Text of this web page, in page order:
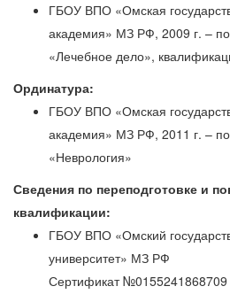
ГБОУ ВПО «Омская
академия» МЗ РФ, 2009 г. –
«Лечебное дело»,
Ординатура:
ГБОУ ВПО «Омская
академия» МЗ РФ, 2011 г. –
«Неврология»
Сведения по переподготовке и
квалификации:
ГБОУ ВПО «Омский
университет» МЗ РФ
Сертификат №0155241868709